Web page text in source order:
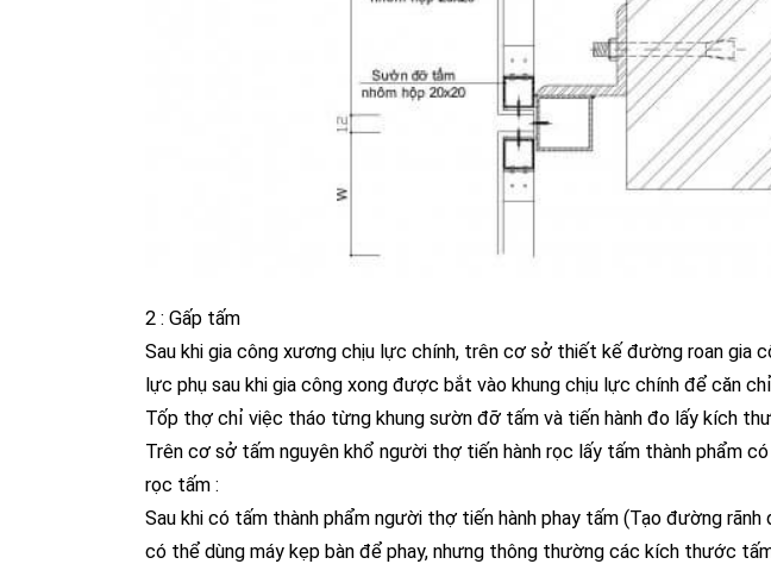
2 : Gấp tấm
Sau khi gia công xương chịu lực chính, trên cơ sở thiết kế đường roan gia
lực phụ sau khi gia công xong được bắt vào khung chịu lực chính để căn
Tốp thợ chỉ việc tháo từng khung sườn đỡ tấm và tiến hành đo lấy kích
Trên cơ sở tấm nguyên khổ người thợ tiến hành rọc lấy tấm thành phẩm
rọc tấm :
Sau khi có tấm thành phẩm người thợ tiến hành phay tấm (Tạo đường
có thể dùng máy kẹp bàn để phay, nhưng thông thường các kích thước